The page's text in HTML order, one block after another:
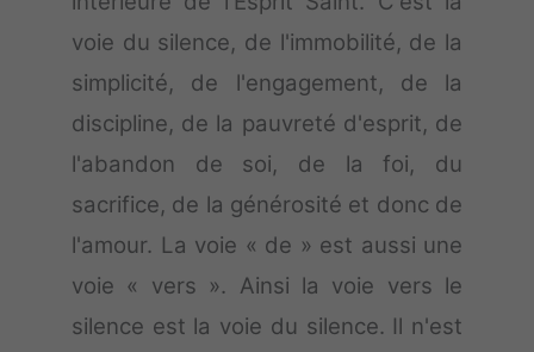
voie du silence, de l'immobilité, de la
simplicité, de l'engagement, de la
discipline, de la pauvreté d'esprit, de
l'abandon de soi, de la foi, du
sacrifice, de la générosité et donc de
l'amour. La voie « de » est aussi une
voie « vers ». Ainsi la voie vers le
silence est la voie du silence. Il n'est